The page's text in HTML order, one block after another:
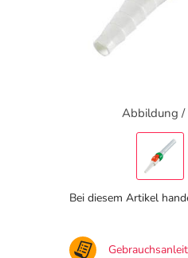
Abbildung /
Bei diesem Artikel